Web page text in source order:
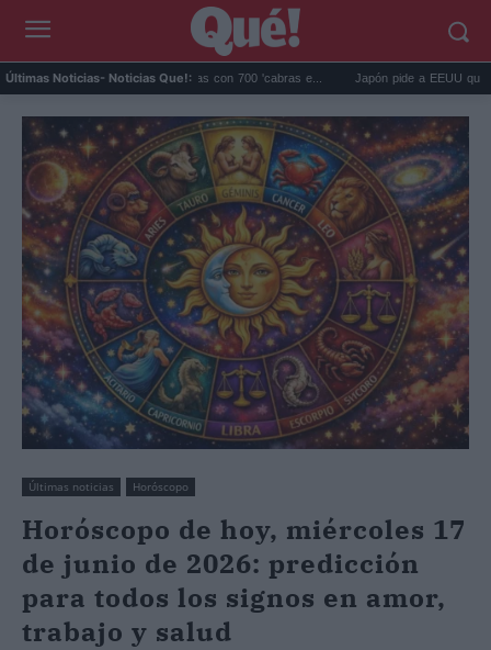
Últimas Noticias- Noticias Que!:
eliminó 140.000 cabras con 700 'cabras e... Japón pide a EEUU que deje de
Últimas noticias Horóscopo
Horóscopo de hoy, miércoles 17
de junio de 2026: predicción
para todos los signos en amor,
trabajo y salud